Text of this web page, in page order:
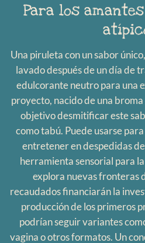
Para los
Una piruleta con un sabor
lavado después de un día de
edulcorante neutro para una
proyecto, nacido de una
objetivo desmitificar este
como tabú. Puede usarse
entretener en despedidas
herramienta sensorial para
explora nuevas fronteras
recaudados financiarán la
producción de los primeros
podrían seguir variantes
vagina o otros formatos. Un